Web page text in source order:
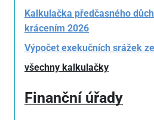
Kalkulačka předčasného
krácením 2026
Výpočet exekučních srážek
všechny kalkulačky
Finanční úřady